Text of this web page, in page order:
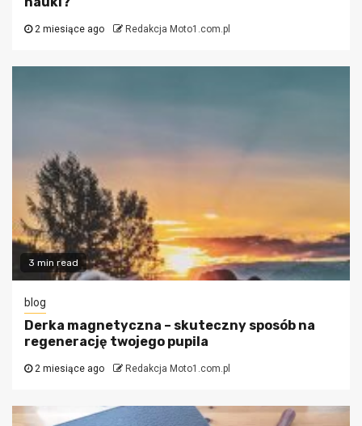
2 miesiące ago Redakcja Moto1.com.pl
3 min read
blog
Derka magnetyczna – skuteczny sposób na
regenerację twojego pupila
2 miesiące ago Redakcja Moto1.com.pl